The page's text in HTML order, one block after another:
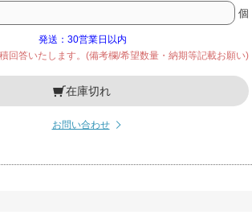
個
発送：30営業日以内
回答いたします。(備考欄/希望数量・納期等記載お願い)
在庫切れ
お問い合わせ